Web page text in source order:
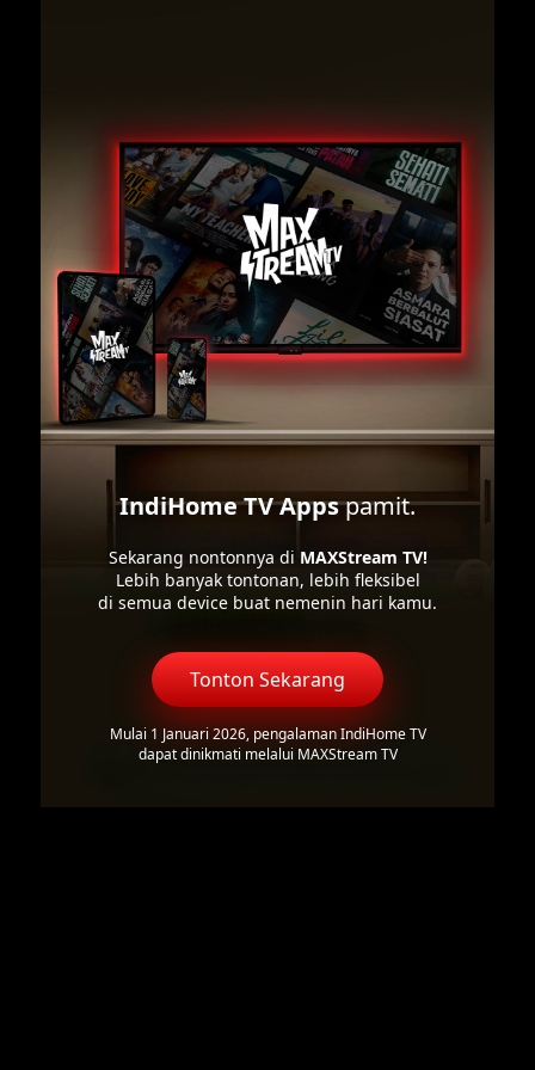
IndiHome TV Appspamit.
Sekarang nontonnya di MAXStream TV!
Lebih banyak tontonan, lebih fleksibel
di semua device buat nemenin hari kamu.
Tonton Sekarang
Mulai 1 Januari 2026, pengalaman IndiHome TV
dapat dinikmati melalui MAXStream TV